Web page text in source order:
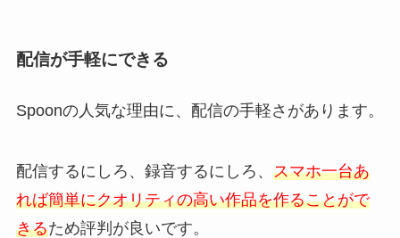
配信が手軽にできる
Spoonの人気な理由に、配信の手軽さがあります。
配信するにしろ、録音するにしろ、 スマホ一台あ
れば簡単にクオリティの高い作品を作ることがで
きるため評判が良いです。